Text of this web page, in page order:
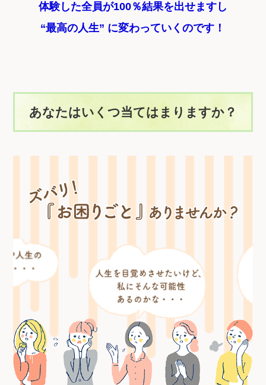
体験した全員が100％結果を出せますし
“最高の人生” に変わっていくのです！
あなたはいくつ当てはまりますか？